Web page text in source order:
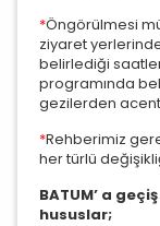
*Öngörülmesi
ziyaret
belirlediği
programında
gezilerden
*Rehberimiz
her türlü
BATUM’ a
hususlar;